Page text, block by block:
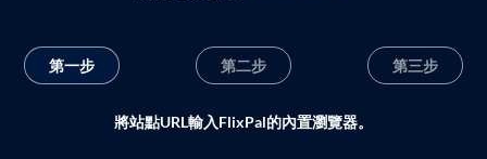
第一步 第二步 第三步
將站點URL輸入FlixPal的內置瀏覽器。